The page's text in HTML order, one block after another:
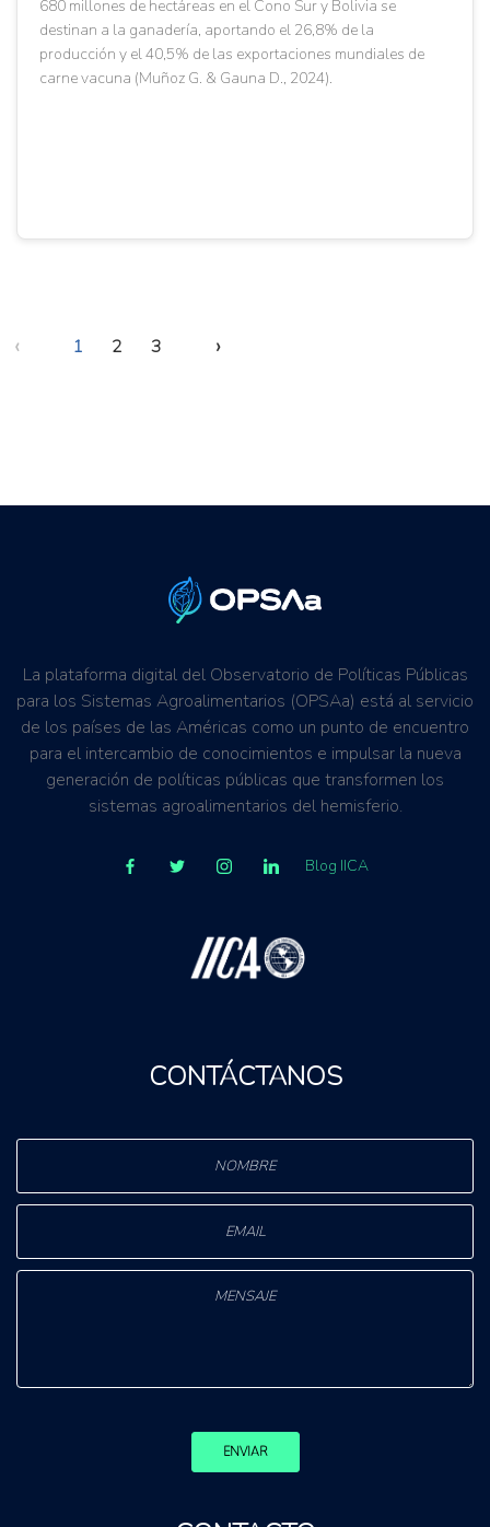
680 millones de hectáreas en el Cono Sur y Bolivia se
destinan a la ganadería, aportando el 26,8% de la
producción y el 40,5% de las exportaciones mundiales de
carne vacuna (Muñoz G. & Gauna D., 2024).
‹ 1 2 3 ›
La plataforma digital del Observatorio de Políticas Públicas
para los Sistemas Agroalimentarios (OPSAa) está al servicio
de los países de las Américas como un punto de encuentro
para el intercambio de conocimientos e impulsar la nueva
generación de políticas públicas que transformen los
sistemas agroalimentarios del hemisferio.
Blog IICA
CONTÁCTANOS
ENVIAR